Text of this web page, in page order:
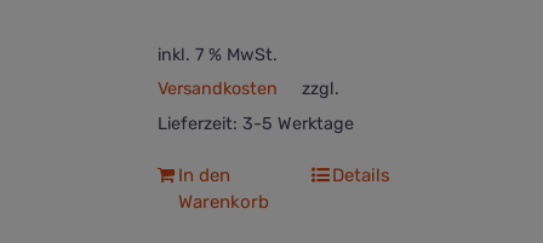
inkl. 7 % MwSt.
zzgl.
Versandkosten
Lieferzeit: 3-5 Werktage
In den
Warenkorb
Details